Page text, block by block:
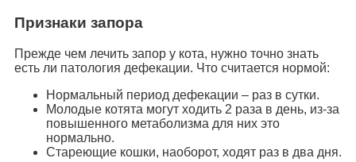
Признаки запора
Прежде чем лечить запор у кота, нужно точно знать
есть ли патология дефекации. Что считается нормой:
Нормальный период дефекации – раз в сутки.
Молодые котята могут ходить 2 раза в день, из-за
повышенного метаболизма для них это
нормально.
Стареющие кошки, наоборот, ходят раз в два дня.